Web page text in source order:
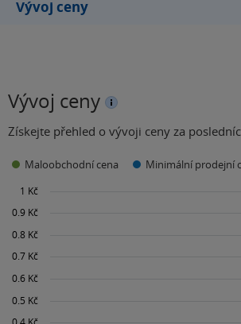
Vývoj ceny
Vývoj ceny
Získejte přehled o vývoji ceny za
Maloobchodní cena Minimální prodejní